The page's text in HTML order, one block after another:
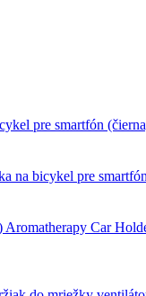
pre smartfón
na bicykel pre
Aromatherapy Car